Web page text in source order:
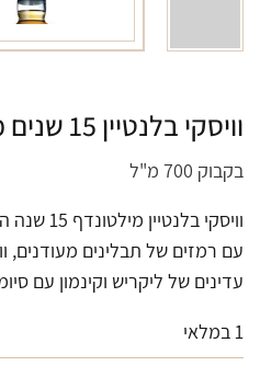
וויסקי בלנטיין 15 שנים מילטונדוף 700 מ"ל
בקבוק 700 מ"ל
וויסקי
עם רמזים של תבלינים מעודנים,
עדינים של ליקריש וקינמון עם
1 במלאי